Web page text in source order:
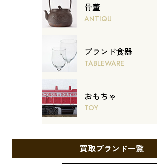
骨董
ANTIQU
ブランド食器
TABLEWARE
おもちゃ
TOY
買取ブランド一覧